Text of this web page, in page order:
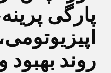
پارگی
روند بهبود